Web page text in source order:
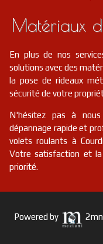
Matériaux
En plus de nos
solutions avec des
la pose de rideaux
sécurité de votre
N'hésitez pas à
dépannage rapide et
volets roulants à
Votre satisfaction et
priorité.
Powered by